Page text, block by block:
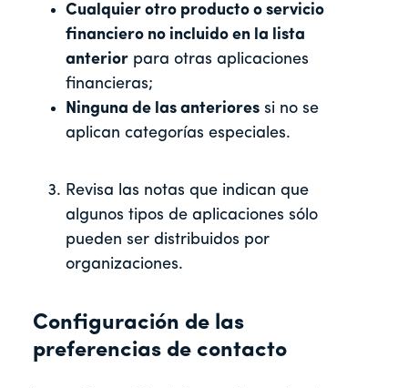
Cualquier otro producto o servicio
financiero no incluido en la lista
anterior para otras aplicaciones
financieras;
Ninguna de las anteriores si no se
aplican categorías especiales.
Revisa las notas que indican que
algunos tipos de aplicaciones sólo
pueden ser distribuidos por
organizaciones.
Configuración de las
preferencias de contacto